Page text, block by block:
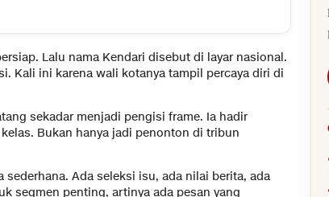
Lalu nama Kendari disebut di layar nasional.
Kali ini karena wali kotanya tampil percaya diri di
sekadar menjadi pengisi frame. Ia hadir
Bukan hanya jadi penonton di tribun
Ada seleksi isu, ada nilai berita, ada
segmen penting, artinya ada pesan yang